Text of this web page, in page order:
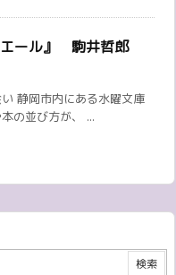
ール』 駒井哲郎
静岡市内にある水曜文庫
の並び方が、 ...